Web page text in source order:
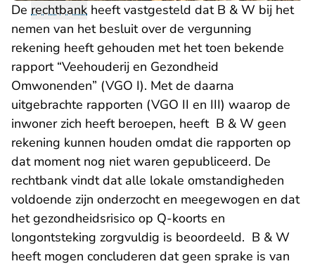
De rechtbank heeft vastgesteld dat B & W bij het
nemen van het besluit over de vergunning
rekening heeft gehouden met het toen bekende
rapport “Veehouderij en Gezondheid
Omwonenden” (VGO I). Met de daarna
uitgebrachte rapporten (VGO II en III) waarop de
inwoner zich heeft beroepen, heeft B & W geen
rekening kunnen houden omdat die rapporten op
dat moment nog niet waren gepubliceerd. De
rechtbank vindt dat alle lokale omstandigheden
voldoende zijn onderzocht en meegewogen en dat
het gezondheidsrisico op Q-koorts en
longontsteking zorgvuldig is beoordeeld. B & W
heeft mogen concluderen dat geen sprake is van